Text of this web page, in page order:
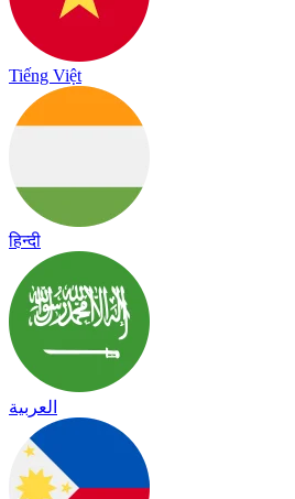
Tiếng Việt
हिन्दी
العربية